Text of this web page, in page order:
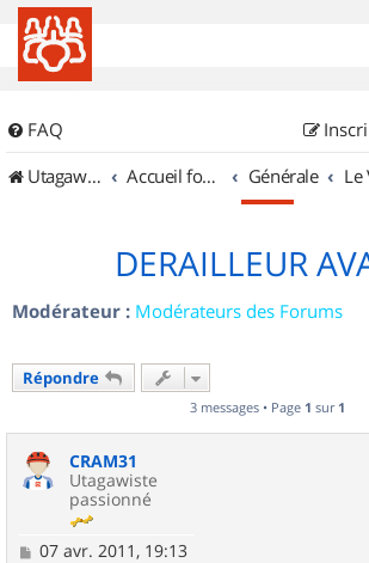
FAQ
UtagawaVTT (Randos VTT et VTTAE avec traces GPS)
Accueil forum Générale Le
DERAILLEUR
Modérateur : Modérateurs des Forums
Répondre
3 messages • Page 1 sur 1
CRAM31
Utagawiste
passionné
M
07 avr. 2011, 19:13